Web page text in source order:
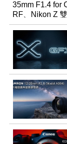
35mm F1.4 for
RF、Nikon Z
同步登台